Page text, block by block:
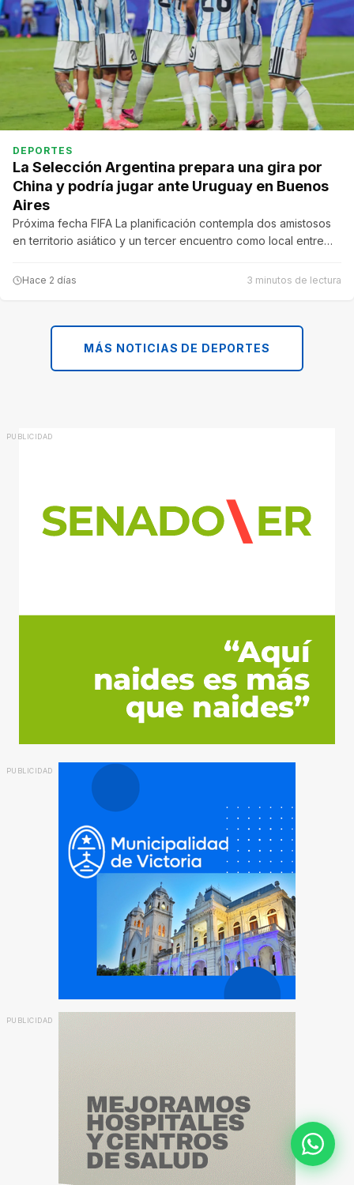
DEPORTES
La Selección Argentina prepara una gira por
China y podría jugar ante Uruguay en Buenos
Aires
Próxima fecha FIFA La planificación contempla dos amistosos
en territorio asiático y un tercer encuentro como local entre…
Hace 2 días 3 minutos de lectura
MÁS NOTICIAS DE DEPORTES